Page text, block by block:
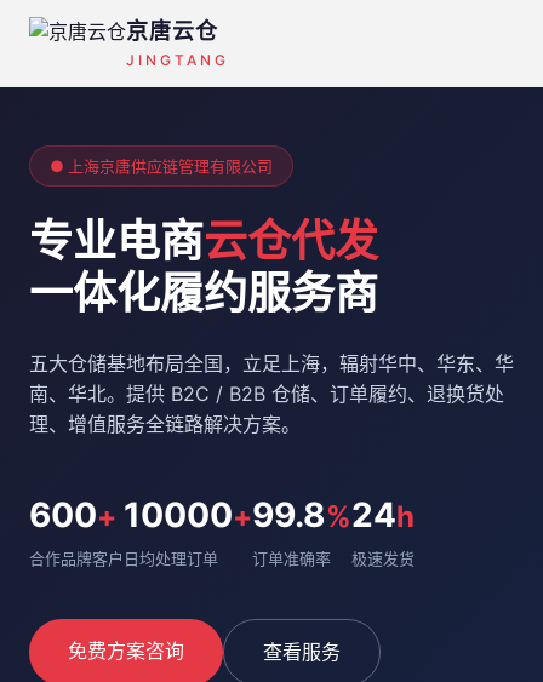
京唐云仓
JINGTANG
● 上海京唐供应链管理有限公司
专业电商云仓代发
一体化履约服务商
五大仓储基地布局全国，立足上海，辐射华中、华东、华
南、华北。提供 B2C / B2B 仓储、订单履约、退换货处
理、增值服务全链路解决方案。
600+
合作品牌客户
10000+
日均处理订单
99.8%
订单准确率
24h
极速发货
免费方案咨询 查看服务